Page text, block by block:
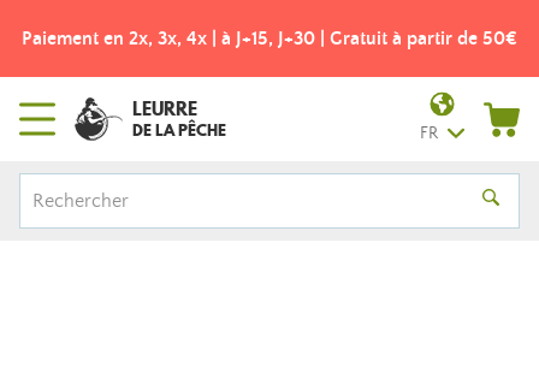
Paiement en 2x, 3x, 4x | à J+15, J+30 | Gratuit à partir de 50€
LEURRE
DE LA PÊCHE FR